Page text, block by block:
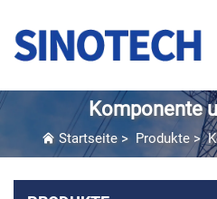
Komponente
Startseite > Produkte >